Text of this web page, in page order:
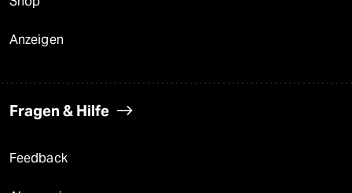
Anzeigen
Fragen & Hilfe
Feedback